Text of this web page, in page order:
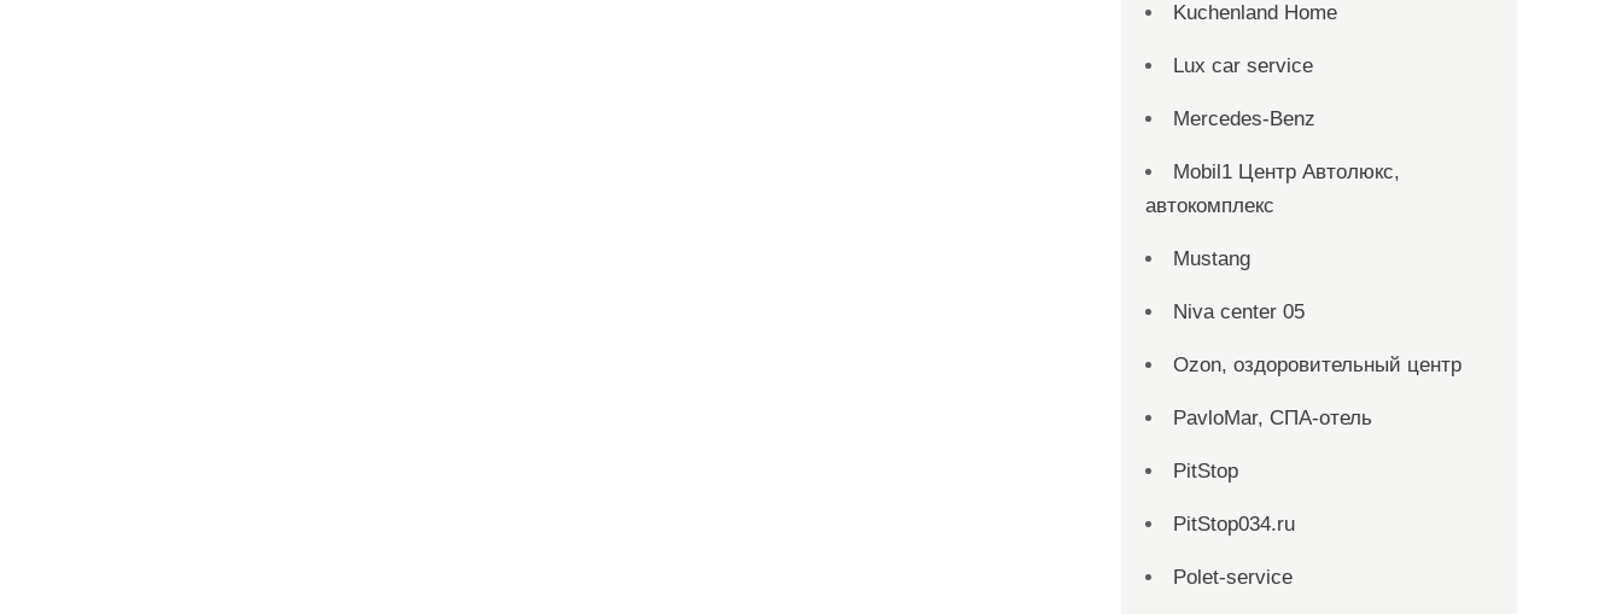
Kuchenland Home
Lux car service
Mercedes-Benz
Mobil1 Центр Автолюкс,
автокомплекс
Mustang
Niva center 05
Ozon, оздоровительный центр
PavloMar, СПА-отель
PitStop
PitStop034.ru
Polet-service